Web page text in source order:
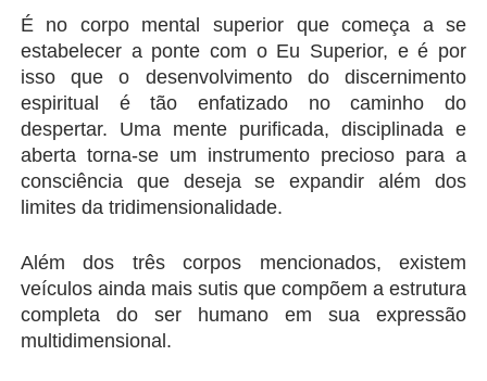
É no corpo mental superior que começa a se
estabelecer a ponte com o Eu Superior, e é por
isso que o desenvolvimento do discernimento
espiritual é tão enfatizado no caminho do
despertar. Uma mente purificada, disciplinada e
aberta torna-se um instrumento precioso para a
consciência que deseja se expandir além dos
limites da tridimensionalidade.
Além dos três corpos mencionados, existem
veículos ainda mais sutis que compõem a estrutura
completa do ser humano em sua expressão
multidimensional.